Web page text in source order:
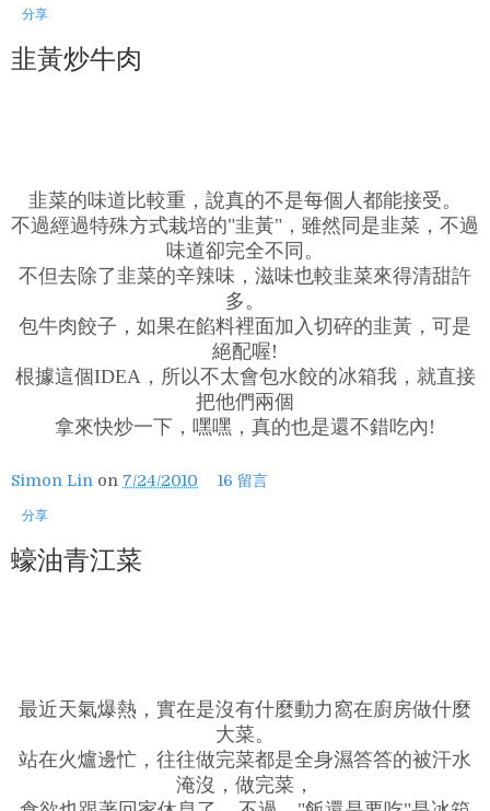
分享
韭黃炒牛肉
韭菜的味道比較重，說真的不是每個人都能接受。
不過經過特殊方式栽培的"韭黃"，雖然同是韭菜，不過
味道卻完全不同。
不但去除了韭菜的辛辣味，滋味也較韭菜來得清甜許
多。
包牛肉餃子，如果在餡料裡面加入切碎的韭黃，可是
絕配喔!
根據這個IDEA，所以不太會包水餃的冰箱我，就直接
把他們兩個
拿來快炒一下，嘿嘿，真的也是還不錯吃內!
Simon Lin on 7/24/2010 16 留言
分享
蠔油青江菜
最近天氣爆熱，實在是沒有什麼動力窩在廚房做什麼
大菜。
站在火爐邊忙，往往做完菜都是全身濕答答的被汗水
淹沒，做完菜，